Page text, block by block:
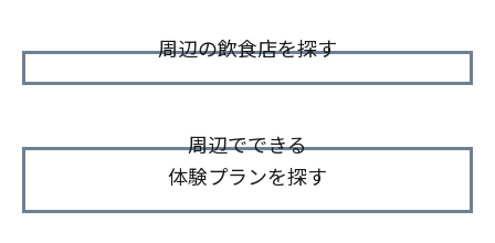
周辺の飲食店を探す
周辺でできる
体験プランを探す